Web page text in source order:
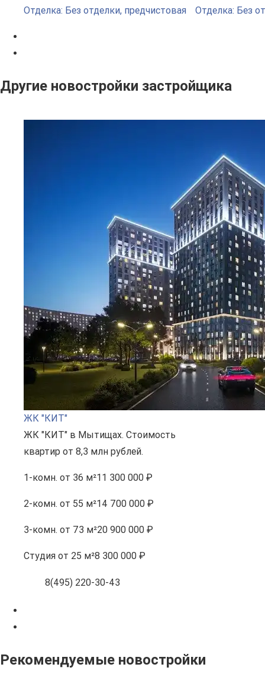
Отделка: Без отделки, предчистовая
Отделка: Без
Другие новостройки застройщика
ЖК "КИТ"
ЖК "КИТ" в Мытищах. Стоимость
квартир от 8,3 млн рублей.
1-комн. от 36 м²11 300 000 ₽
2-комн. от 55 м²14 700 000 ₽
3-комн. от 73 м²20 900 000 ₽
Студия от 25 м²8 300 000 ₽
8(495) 220-30-43
Рекомендуемые новостройки